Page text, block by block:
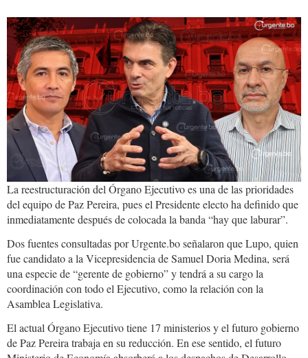
Rodrigo.ministros.jpeg
La reestructuración del Órgano Ejecutivo es una de las prioridades
del equipo de Paz Pereira, pues el Presidente electo ha definido que
inmediatamente después de colocada la banda “hay que laburar”.
Dos fuentes consultadas por Urgente.bo señalaron que Lupo, quien
fue candidato a la Vicepresidencia de Samuel Doria Medina, será
una especie de “gerente de gobierno” y tendrá a su cargo la
coordinación con todo el Ejecutivo, como la relación con la
Asamblea Legislativa.
El actual Órgano Ejecutivo tiene 17 ministerios y el futuro gobierno
de Paz Pereira trabaja en su reducción. En ese sentido, el futuro